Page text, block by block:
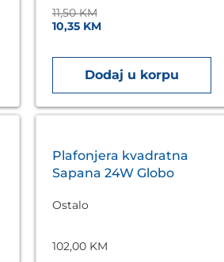
11,50KM
10,35 KM
Dodaj u korpu
Plafonjera kvadratna
Sapana 24W Globo
Ostalo
102,00 KM